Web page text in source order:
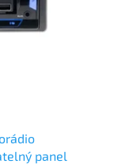
panel